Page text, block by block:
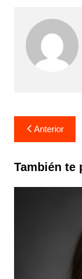
de
entradas
Anterior
También te